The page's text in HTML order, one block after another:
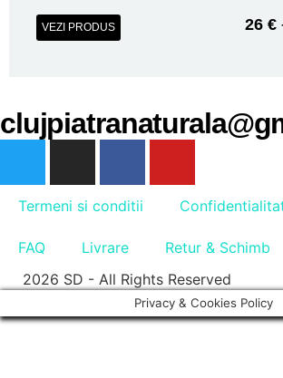
VEZI PRODUS 26 €
2026 SD - All Rights Reserved
Termeni si conditii
FAQ Livrare Retur & Schimb
Privacy & Cookies Policy